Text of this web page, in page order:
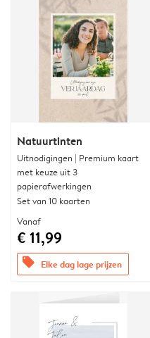
Natuurtinten
Uitnodigingen | Premium kaart
met keuze uit 3
papierafwerkingen
Set van 10 kaarten
Vanaf
€ 11,99
offers Elke dag lage prijzen